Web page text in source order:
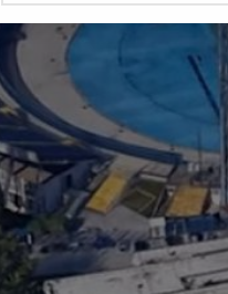
Zaufanych Partnerów i Agora
dotyczące plików cookie,
odnośnik „Ustawienia
plików cookie możliwa jest także
My, nasi Zaufani Partnerzy i
Użycie dokładnych danych
Przechowywanie informacji na
badnie odbiorców i ulepszanie